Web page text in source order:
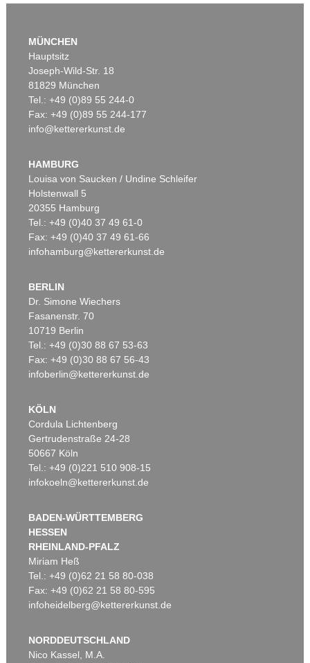
MÜNCHEN
Hauptsitz
Joseph-Wild-Str. 18
81829 München
Tel.: +49 (0)89 55 244-0
Fax: +49 (0)89 55 244-177
info@kettererkunst.de
HAMBURG
Louisa von Saucken / Undine Schleifer
Holstenwall 5
20355 Hamburg
Tel.: +49 (0)40 37 49 61-0
Fax: +49 (0)40 37 49 61-66
infohamburg@kettererkunst.de
BERLIN
Dr. Simone Wiechers
Fasanenstr. 70
10719 Berlin
Tel.: +49 (0)30 88 67 53-63
Fax: +49 (0)30 88 67 56-43
infoberlin@kettererkunst.de
KÖLN
Cordula Lichtenberg
Gertrudenstraße 24-28
50667 Köln
Tel.: +49 (0)221 510 908-15
infokoeln@kettererkunst.de
BADEN-WÜRTTEMBERG
HESSEN
RHEINLAND-PFALZ
Miriam Heß
Tel.: +49 (0)62 21 58 80-038
Fax: +49 (0)62 21 58 80-595
infoheidelberg@kettererkunst.de
NORDDEUTSCHLAND
Nico Kassel, M.A.